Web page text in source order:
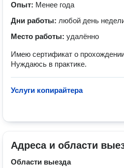
Опыт: Менее года
Дни работы: любой день
Место работы: удалённо
Имею сертификат о
Нуждаюсь в практике.
Услуги копирайтера
Адреса и области
Области выезда